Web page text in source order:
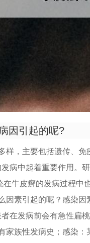
因引起的呢?
样，主要包括遗传、
病中起着重要作用。
牛皮癣的发病过程中
因素引起的呢？感染
在发病前会有急性扁
家族性发病史；感染